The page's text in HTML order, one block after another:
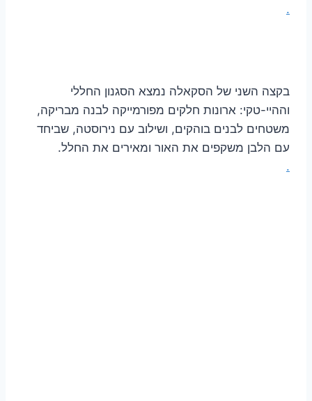
.
בקצה השני של הסקאלה נמצא הסגנון החללי
וההיי-טקי: ארונות חלקים מפורמייקה לבנה מבריקה,
משטחים לבנים בוהקים, ושילוב עם נירוסטה, שביחד
עם הלבן משקפים את האור ומאירים את החלל.
.